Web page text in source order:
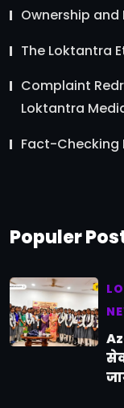
Ownership
The Loktantra
Complaint
Loktantra
Fact-Checking
Populer